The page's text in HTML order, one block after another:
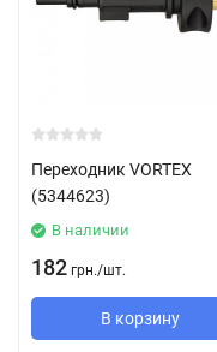
Переходник VORTEX
(5344623)
В наличии
182 грн./шт.
В корзину